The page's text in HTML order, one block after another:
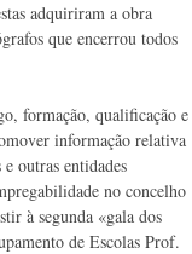
adquiriram a obra
que encerrou todos
formação, qualificação e
informação relativa
outras entidades
no concelho
à segunda «gala dos
de Escolas Prof.